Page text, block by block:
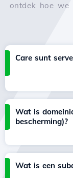
ontdek hoe we
Care sunt
Wat is
bescherming)?
Wat is een